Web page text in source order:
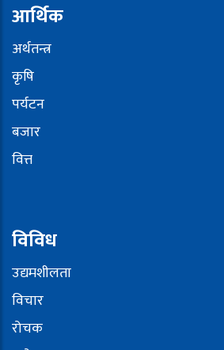
आर्थिक
अर्थतन्त्र
कृषि
पर्यटन
बजार
वित्त
विविध
उद्यमशीलता
विचार
रोचक